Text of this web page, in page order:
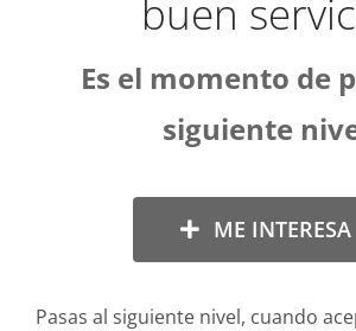
buen
Es el momento de
siguiente
ME INTERESA
Pasas al siguiente nivel, cuando